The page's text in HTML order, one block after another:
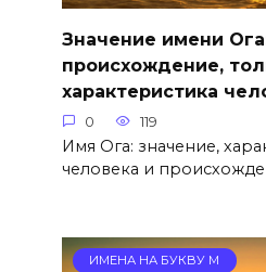
Значение имени
происхождение,
характеристика
0 119
Имя Ога: значение,
человека и
ИМЕНА НА БУКВУ М